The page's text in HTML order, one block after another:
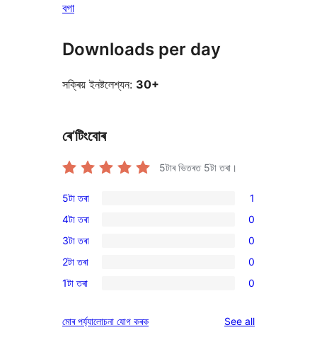
বগা
Downloads per day
সক্ৰিয় ইনষ্টলেশ্যন: 30+
ৰে’টিংবোৰ
5টাৰ ভিতৰত 5টা তৰা।
1
5-
star
review
5টা তৰা 1
0
4-
star
reviews
4টা তৰা 0
0
3-
star
3টা তৰা 0
0
2-
reviews
2টা তৰা 0
0
star
1টা তৰা 0
মোৰ পৰ্য্যালোচনা যোগ কৰক See allreviews